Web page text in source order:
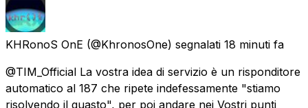
KHRonoS OnE (@KhronosOne) segnalati 18 minuti fa
@TIM_Official La vostra idea di servizio è un risponditore
automatico al 187 che ripete indefessamente "stiamo
risolvendo il guasto", per poi andare nei Vostri punti